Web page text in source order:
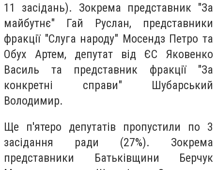
11 засідань). Зокрема представник "За
майбутнє" Гай Руслан, представники
фракції "Слуга народу" Мосендз Петро та
Обух Артем, депутат від ЄС Яковенко
Василь та представник фракції "За
конкретні справи" Шубарський
Володимир.
Ще п'ятеро депутатів пропустили по 3
засідання ради (27%). Зокрема
представники Батьківщини Берчук